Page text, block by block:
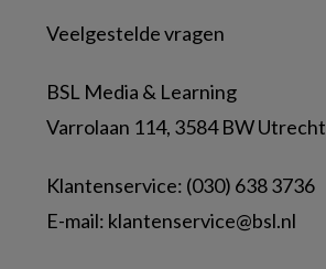
Veelgestelde vragen
BSL Media & Learning
Varrolaan 114, 3584 BW Utrecht
Klantenservice: (030) 638 3736
E-mail: klantenservice@bsl.nl